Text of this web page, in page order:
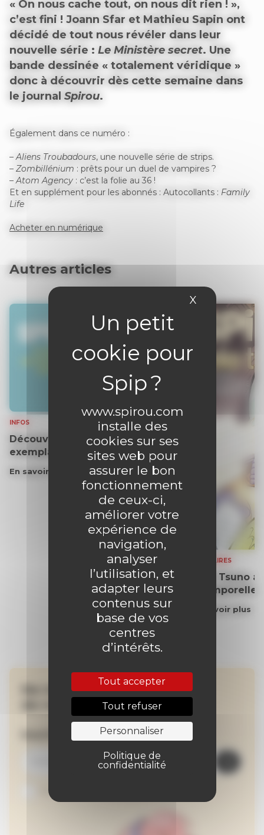
www.spirou.com
installe des
cookies sur ses
sites web pour
assurer le bon
fonctionnement
de ceux-ci,
améliorer votre
expérience de
navigation,
analyser
l’utilisation, et
adapter leurs
contenus sur
base de vos
centres
d’intérêts.
Tout accepter
Tout refuser
Personnaliser
Politique de
confidentialité
X Masquer le
« On nous cache tout, on nous dit rien ! »,
c’est fini ! Joann Sfar et Mathieu Sapin ont
décidé de tout nous révéler dans leur
nouvelle série : Le Ministère secret. Une
bande dessinée « totalement véridique »
donc à découvrir dès cette semaine dans
le journal Spirou.
Également dans ce numéro :
–Aliens Troubadours, une nouvelle série de strips.
– Zombillénium : prêts pour un duel de vampires ?
–Atom Agency : c’est la folie au 36 !
Et en supplément pour les abonnés : Autocollants : Family
Life
Acheter en numérique
Autres articles
INFOS
Découvrez gratuitement un
exemplaire du journal !
En savoir plus
SOMMAIRES
Yoko Tsuno
intemporelle
En savoir plus
Ne manquez aucune
de nos actualités !
Inscrivez-vous à la newsletter
Je suis abonné au site